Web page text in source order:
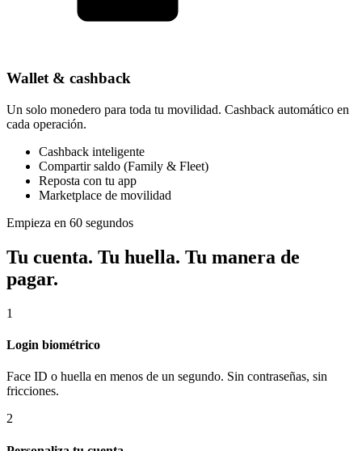
Wallet & cashback
Un solo monedero para toda tu movilidad. Cashback automático en
cada operación.
Cashback inteligente
Compartir saldo (Family & Fleet)
Reposta con tu app
Marketplace de movilidad
Empieza en 60 segundos
Tu cuenta. Tu huella. Tu manera de
pagar.
1
Login biométrico
Face ID o huella en menos de un segundo. Sin contraseñas, sin
fricciones.
2